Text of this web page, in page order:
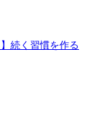
続く習慣を作る